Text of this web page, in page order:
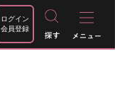
ログイン
会員登録